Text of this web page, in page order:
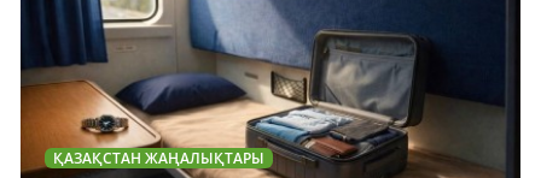
ҚАЗАҚСТАН ЖАҢАЛЫҚТАРЫ